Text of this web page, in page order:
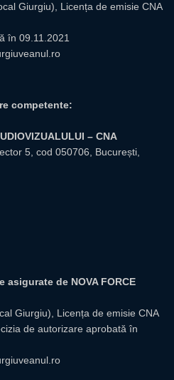
Giurgiu), Licența de emisie CNA
în 09.11.2021
competente:
– CNA
5, cod 050706, București,
de NOVA FORCE
Giurgiu), Licența de emisie CNA
de autorizare aprobată în